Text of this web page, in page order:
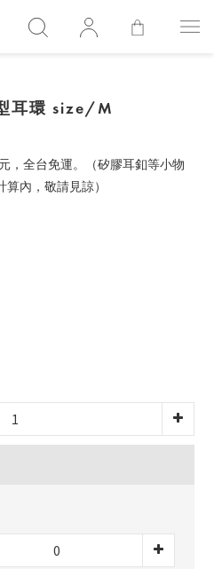
耳環 size/M
，全台免運。（矽膠耳釦等小物
內，敬請見諒）